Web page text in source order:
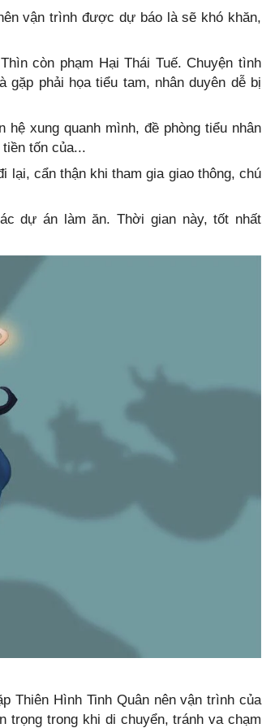
vận trình được dự báo là sẽ khó khăn,
còn phạm Hại Thái Tuế. Chuyện tình
phải họa tiểu tam, nhân duyên dễ bị
xung quanh mình, đề phòng tiểu nhân
tốn của...
lại, cẩn thận khi tham gia giao thông, chú
dự án làm ăn. Thời gian này, tốt nhất
Thiên Hình Tinh Quân nên vận trình của
trọng trong khi di chuyển, tránh va chạm